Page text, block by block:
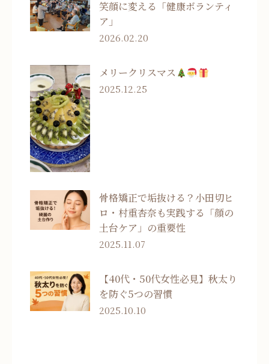
笑顔に変える「健康ボランティ
ア」
2026.02.20
メリークリスマス
2025.12.25
骨格矯正で垢抜ける？小田切ヒ
ロ・村重杏奈も実践する「顔の
土台ケア」の重要性
2025.11.07
【40代・50代女性必見】秋太り
を防ぐ5つの習慣
2025.10.10